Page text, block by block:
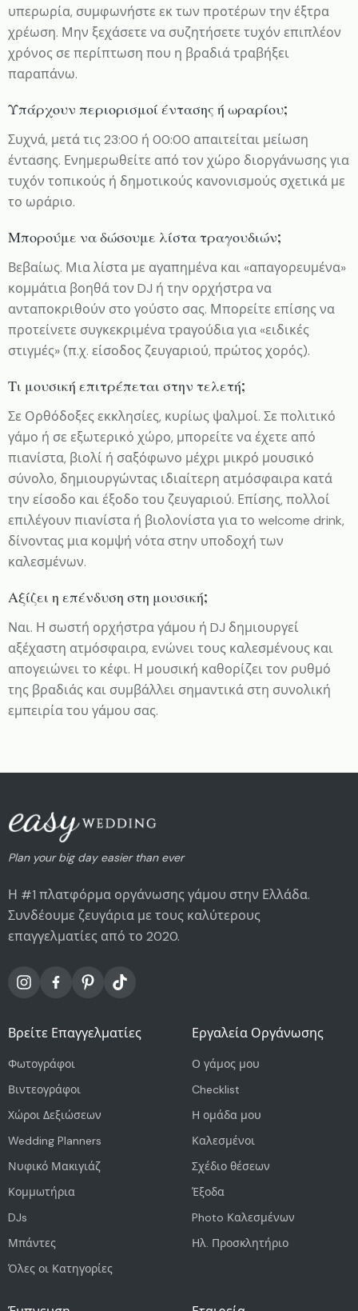
υπερωρία, συμφωνήστε εκ των προτέρων την έξτρα
χρέωση. Μην ξεχάσετε να συζητήσετε τυχόν επιπλέον
χρόνος σε περίπτωση που η βραδιά τραβήξει
παραπάνω.
Υπάρχουν περιορισμοί έντασης ή ωραρίου;
Συχνά, μετά τις 23:00 ή 00:00 απαιτείται μείωση
έντασης. Ενημερωθείτε από τον χώρο διοργάνωσης για
τυχόν τοπικούς ή δημοτικούς κανονισμούς σχετικά με
το ωράριο.
Μπορούμε να δώσουμε λίστα τραγουδιών;
Βεβαίως. Μια λίστα με αγαπημένα και «απαγορευμένα»
κομμάτια βοηθά τον DJ ή την ορχήστρα να
ανταποκριθούν στο γούστο σας. Μπορείτε επίσης να
προτείνετε συγκεκριμένα τραγούδια για «ειδικές
στιγμές» (π.χ. είσοδος ζευγαριού, πρώτος χορός).
Τι μουσική επιτρέπεται στην τελετή;
Σε Ορθόδοξες εκκλησίες, κυρίως ψαλμοί. Σε πολιτικό
γάμο ή σε εξωτερικό χώρο, μπορείτε να έχετε από
πιανίστα, βιολί ή σαξόφωνο μέχρι μικρό μουσικό
σύνολο, δημιουργώντας ιδιαίτερη ατμόσφαιρα κατά
την είσοδο και έξοδο του ζευγαριού. Επίσης, πολλοί
επιλέγουν πιανίστα ή βιολονίστα για το welcome drink,
δίνοντας μια κομψή νότα στην υποδοχή των
καλεσμένων.
Αξίζει η επένδυση στη μουσική;
Ναι. Η σωστή ορχήστρα γάμου ή DJ δημιουργεί
αξέχαστη ατμόσφαιρα, ενώνει τους καλεσμένους και
απογειώνει το κέφι. Η μουσική καθορίζει τον ρυθμό
της βραδιάς και συμβάλλει σημαντικά στη συνολική
εμπειρία του γάμου σας.
Plan your big day easier than ever
Η #1 πλατφόρμα οργάνωσης γάμου στην Ελλάδα.
Συνδέουμε ζευγάρια με τους καλύτερους
επαγγελματίες από το 2020.
Βρείτε Επαγγελματίες
Φωτογράφοι
Βιντεογράφοι
Χώροι Δεξιώσεων
Wedding Planners
Νυφικό Μακιγιάζ
Κομμωτήρια
DJs
Μπάντες
Όλες οι Κατηγορίες
Εργαλεία Οργάνωσης
Ο γάμος μου
Checklist
Η ομάδα μου
Καλεσμένοι
Σχέδιο θέσεων
Έξοδα
Photo Καλεσμένων
Ηλ. Προσκλητήριο